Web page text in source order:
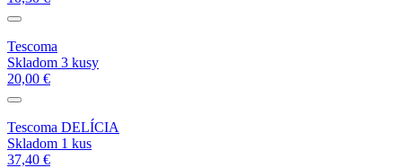
Tescoma
Skladom 3 kusy
20,00 €
Tescoma DELÍCIA
Skladom 1 kus
37,40 €